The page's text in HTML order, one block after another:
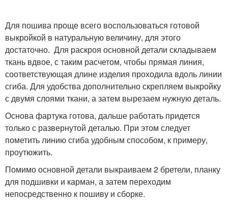
Для пошива проще всего воспользоваться готовой
выкройкой в натуральную величину, для этого
достаточно. Для раскроя основной детали складываем
ткань вдвое, с таким расчетом, чтобы прямая линия,
соответствующая длине изделия проходила вдоль линии
сгиба. Для удобства дополнительно скрепляем выкройку
с двумя слоями ткани, а затем вырезаем нужную деталь.
Основа фартука готова, дальше работать придется
только с развернутой деталью. При этом следует
пометить линию сгиба удобным способом, к примеру,
проутюжить.
Помимо основной детали выкраиваем 2 бретели, планку
для подшивки и карман, а затем переходим
непосредственно к пошиву и сборке.